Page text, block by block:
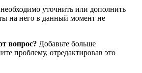
уточнить или дополнить
на него в данный момент не
вопрос? Добавьте больше
проблему, отредактировав это